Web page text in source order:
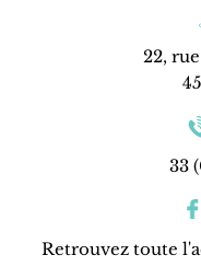
22,
33
Retrouvez toute